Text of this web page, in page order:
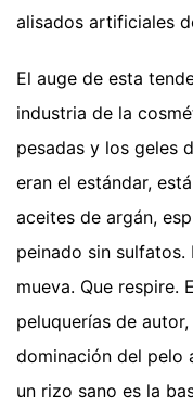
alisados artificiales
El auge de esta
industria de la
pesadas y los geles
eran el estándar,
aceites de argán,
peinado sin
mueva. Que respire.
peluquerías de
dominación del pelo
un rizo sano es la